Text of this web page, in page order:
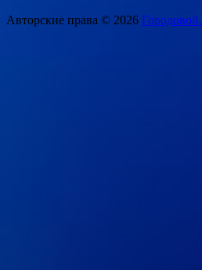
Авторские права © 2026 Городовой.